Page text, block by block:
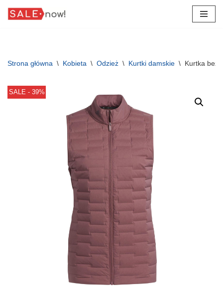
Strona główna \ Kobieta \ Odzież \ Kurtki damskie \ Kurtka bez
SALE - 39%